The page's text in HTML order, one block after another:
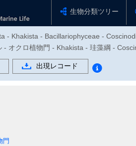
生物分類ツリー
- Khakista - Bacillariophyceae -
オクロ植物門 - Khakista - 珪藻綱 -
出現レコード
門